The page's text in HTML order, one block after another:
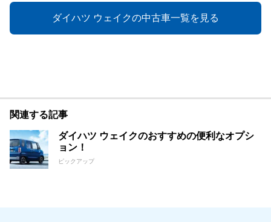
ダイハツ ウェイクの中古車一覧を見る
関連する記事
ダイハツ ウェイクのおすすめの便利なオプシ
ョン！
ピックアップ